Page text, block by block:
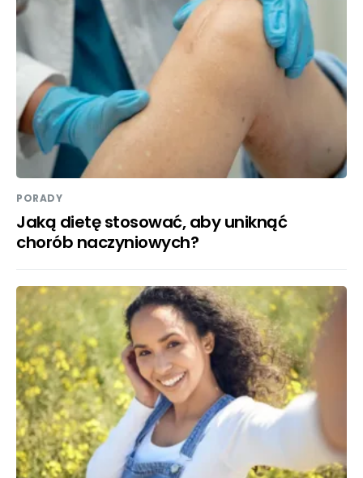
PORADY
Jaką dietę stosować, aby uniknąć
chorób naczyniowych?